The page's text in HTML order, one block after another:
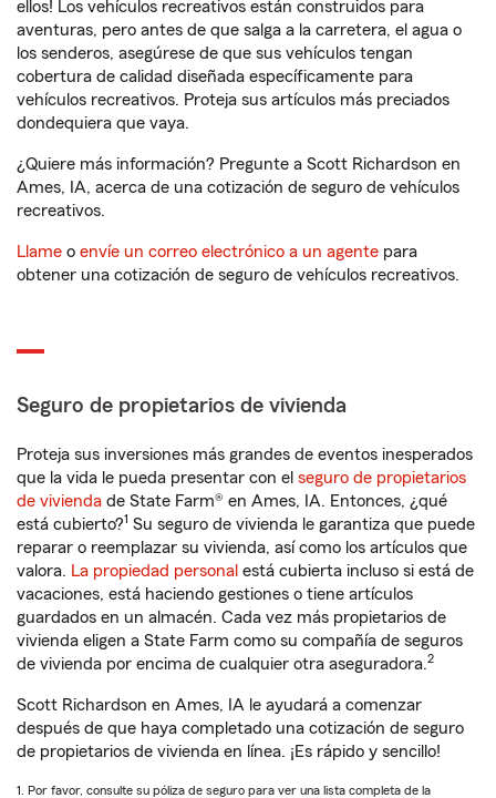
ellos! Los vehículos recreativos están construidos para
aventuras, pero antes de que salga a la carretera, el agua o
los senderos, asegúrese de que sus vehículos tengan
cobertura de calidad diseñada específicamente para
vehículos recreativos. Proteja sus artículos más preciados
dondequiera que vaya.
¿Quiere más información? Pregunte a Scott Richardson en
Ames, IA, acerca de una cotización de seguro de vehículos
recreativos.
Llame o envíe un correo electrónico a un agente para
obtener una cotización de seguro de vehículos recreativos.
Seguro de propietarios de vivienda
Proteja sus inversiones más grandes de eventos inesperados
que la vida le pueda presentar con el seguro de propietarios
de vivienda de State Farm® en Ames, IA. Entonces, ¿qué
está cubierto?1 Su seguro de vivienda le garantiza que puede
reparar o reemplazar su vivienda, así como los artículos que
valora. La propiedad personal está cubierta incluso si está de
vacaciones, está haciendo gestiones o tiene artículos
guardados en un almacén. Cada vez más propietarios de
vivienda eligen a State Farm como su compañía de seguros
de vivienda por encima de cualquier otra aseguradora.2
Scott Richardson en Ames, IA le ayudará a comenzar
después de que haya completado una cotización de seguro
de propietarios de vivienda en línea. ¡Es rápido y sencillo!
1. Por favor, consulte su póliza de seguro para ver una lista completa de la